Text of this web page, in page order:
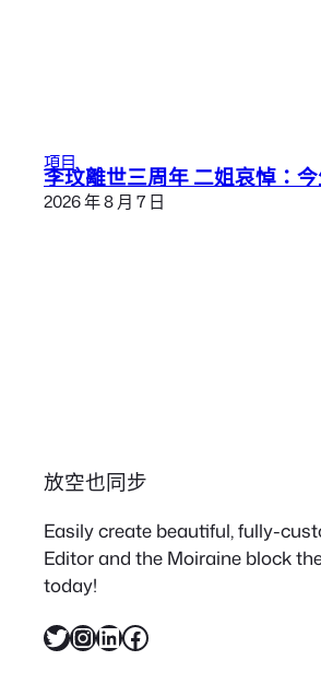
項目
李玟離世三周年 二姐哀悼：
2026 年 8 月 7 日
放空也同步
Easily create beautiful, fully-
Editor and the Moiraine block
today!
X InstagramLinkedIn Facebook